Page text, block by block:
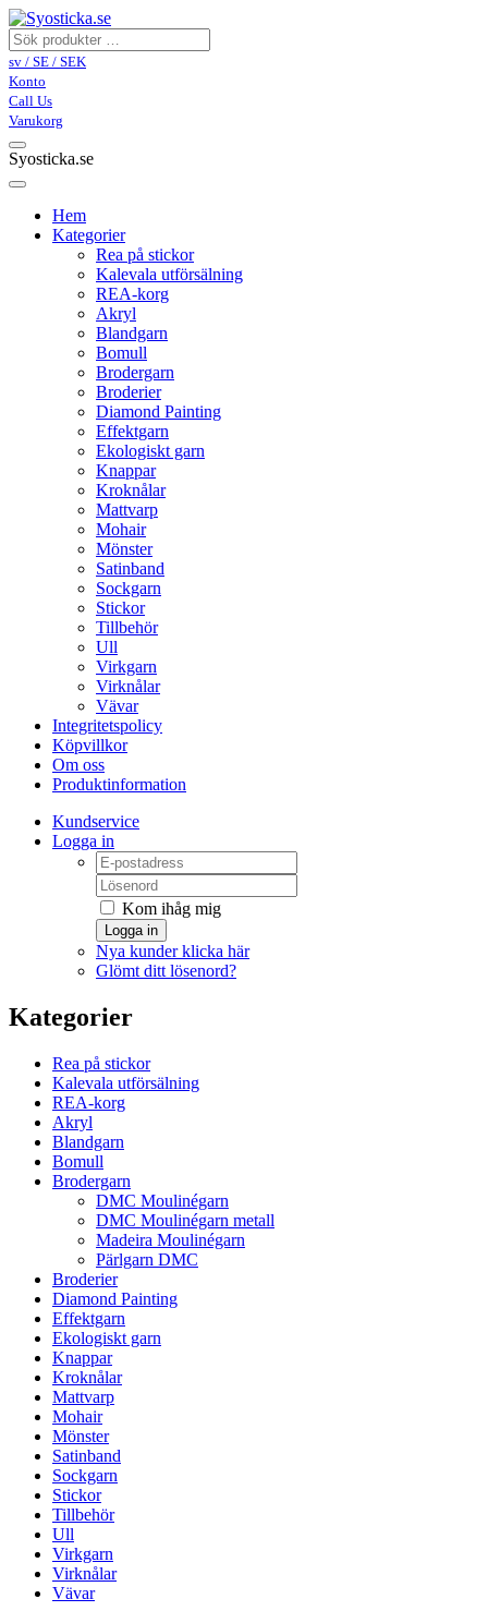
sv / SE / SEK
Konto
Call Us
Varukorg
Syosticka.se
Hem
Kategorier
Rea på stickor
Kalevala utförsälning
REA-korg
Akryl
Blandgarn
Bomull
Brodergarn
Broderier
Diamond Painting
Effektgarn
Ekologiskt garn
Knappar
Kroknålar
Mattvarp
Mohair
Mönster
Satinband
Sockgarn
Stickor
Tillbehör
Ull
Virkgarn
Virknålar
Vävar
Integritetspolicy
Köpvillkor
Om oss
Produktinformation
Kundservice
Logga in
Kom ihåg mig
Logga in
Nya kunder klicka här
Glömt ditt lösenord?
Kategorier
Rea på stickor
Kalevala utförsälning
REA-korg
Akryl
Blandgarn
Bomull
Brodergarn
DMC Moulinégarn
DMC Moulinégarn metall
Madeira Moulinégarn
Pärlgarn DMC
Broderier
Diamond Painting
Effektgarn
Ekologiskt garn
Knappar
Kroknålar
Mattvarp
Mohair
Mönster
Satinband
Sockgarn
Stickor
Tillbehör
Ull
Virkgarn
Virknålar
Vävar